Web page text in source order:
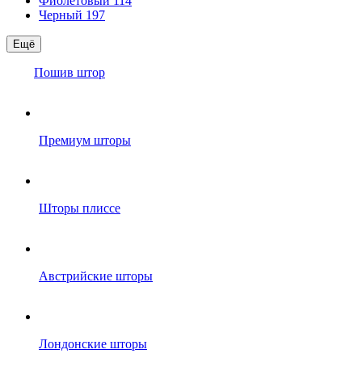
Черный 197
Ещё
Пошив штор
Премиум шторы
Шторы плиссе
Австрийские шторы
Лондонские шторы